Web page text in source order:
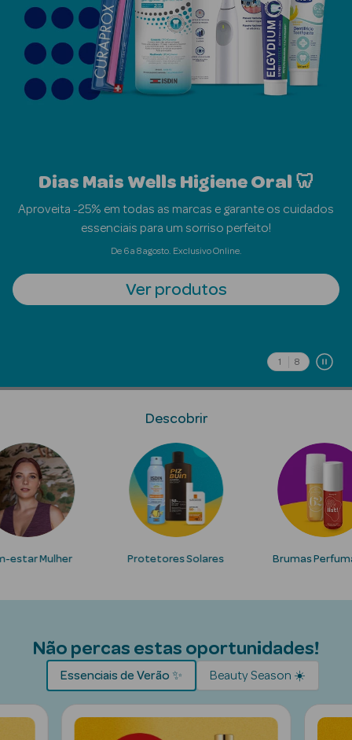
Beauty Season
Cuidados de
Cabelo
Beauty Season
Maquilhagem
Beauty Season
Nutricosmética
Perfumes
Dias Mais Wells Higiene Oral 🦷
Aproveita -25% em todas as marcas e garante os cuidados
essenciais para um sorriso perfeito!
De 6 a 8 agosto. Exclusivo Online.
Ver produtos
1 8
Descobrir
estar Mulher Protetores Solares Brumas
Não percas estas oportunidades!
Essenciais de Verão ✨ Beauty Season ☀️